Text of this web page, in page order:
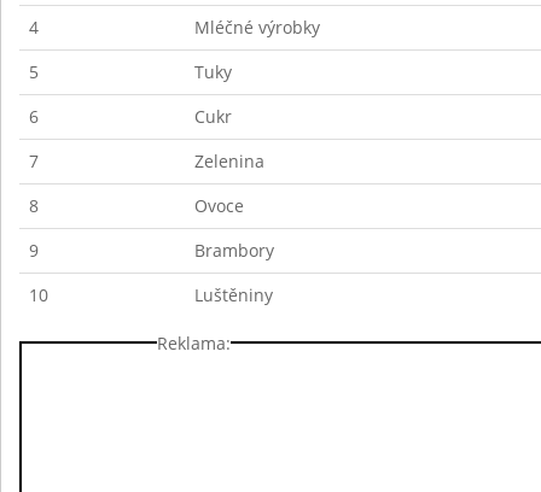
4
Mléčné výrobky
5
Tuky
6
Cukr
7
Zelenina
8
Ovoce
9
Brambory
10
Luštěniny
Reklama: